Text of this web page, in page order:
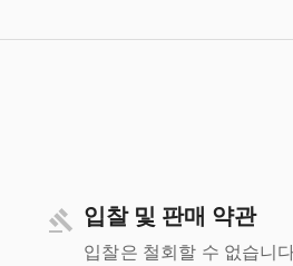
입찰 및 판매 약관
입찰은 철회할 수 없습니